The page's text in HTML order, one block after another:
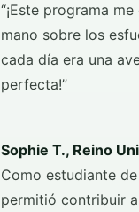
“¡Este programa
mano sobre los
cada día era una
perfecta!”
Sophie T., Reino
Como estudiante
permitió contribuir